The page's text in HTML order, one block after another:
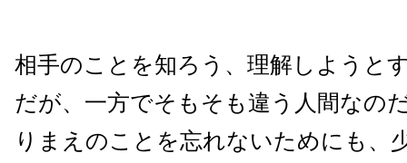
相手のことを知ろう、理解しようと
だが、一方でそもそも違う人間なの
りまえのことを忘れないためにも、